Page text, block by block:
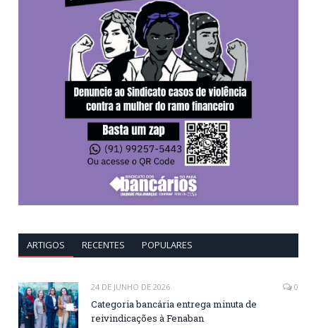
ARTIGOS RECENTES POPULARES
24 DE JUNHO DE 2026 0
Categoria bancária entrega minuta de
reivindicações à Fenaban